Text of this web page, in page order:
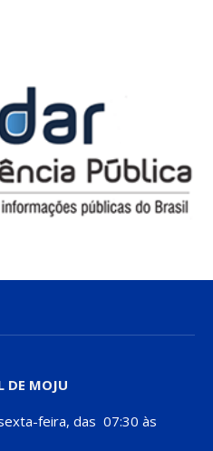
DE MOJU
feira, das 07:30 às